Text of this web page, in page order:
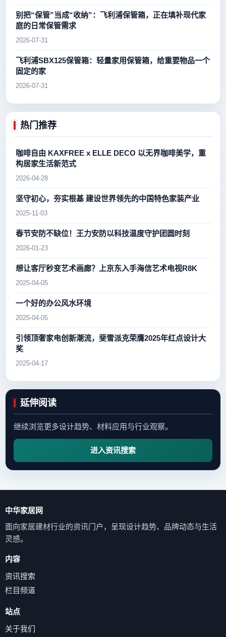
别把“保管”当成“收纳”：飞利浦保管箱，正在填补现代家
庭的日常保管需求
2026-07-31
飞利浦SBX125保管箱：轻量家用保管箱，给重要物品一个
固定的家
2026-07-31
热门推荐
咖啡自由 KAXFREE x ELLE DECO 以无界咖啡美学，重
构居家生活新范式
2026-04-28
坚守初心，夯实根基 建设世界领先的中国特色家装产业
2025-11-03
春节安防不缺位！王力安防以科技温度守护团圆时刻
2026-01-23
想让客厅秒变艺术画廊？上京东入手海信艺术电视R8K
2025-04-05
一个好的办公风水环境
2025-04-05
引领顶奢家电创新潮流，斐雪派克荣膺2025年红点设计大
奖
2025-04-17
延伸阅读
继续浏览更多设计趋势、材料应用与行业观察。
进入资讯搜索
中华家居网
面向家居建材行业的资讯门户，呈现设计趋势、品牌动态与生活
灵感。
内容
资讯搜索
栏目频道
站点
关于我们